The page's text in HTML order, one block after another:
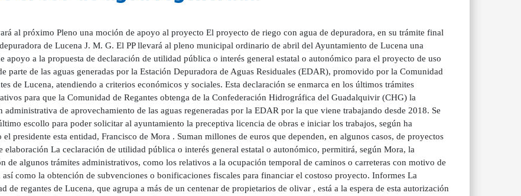
al próximo Pleno una moción de apoyo al proyecto El proyecto de riego con agua de depuradora, en su trámite final
de Lucena J. M. G. El PP llevará al pleno municipal ordinario de abril del Ayuntamiento de Lucena una
apoyo a la propuesta de declaración de utilidad pública o interés general estatal o autonómico para el proyecto de uso
parte de las aguas generadas por la Estación Depuradora de Aguas Residuales (EDAR), promovido por la Comunidad
de Lucena, atendiendo a criterios económicos y sociales. Esta declaración se enmarca en los últimos trámites
para que la Comunidad de Regantes obtenga de la Confederación Hidrográfica del Guadalquivir (CHG) la
administrativa de aprovechamiento de las aguas regeneradas por la EDAR por la que viene trabajando desde 2018. Se
escollo para poder solicitar al ayuntamiento la preceptiva licencia de obras e iniciar los trabajos, según ha
el presidente esta entidad, Francisco de Mora . Suman millones de euros que dependen, en algunos casos, de proyectos
elaboración La ceclaración de utilidad pública o interés general estatal o autonómico, permitirá, según Mora, la
de algunos trámites administrativos, como los relativos a la ocupación temporal de caminos o carreteras con motivo de
así como la obtención de subvenciones o bonificaciones fiscales para financiar el costoso proyecto. Informes La
de regantes de Lucena, que agrupa a más de un centenar de propietarios de olivar , está a la espera de esta autorización